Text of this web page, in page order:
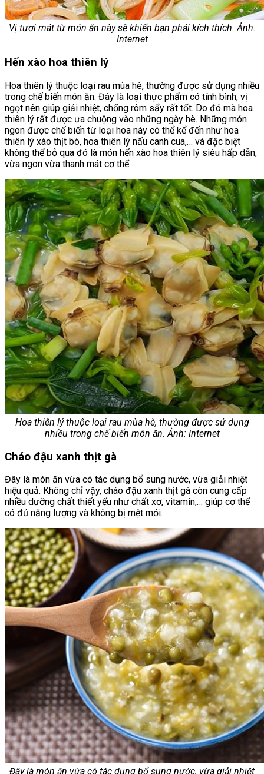
Vị tươi mát từ món ăn này sẽ khiến bạn phải kích thích. Ảnh:
Internet
Hến xào hoa thiên lý
Hoa thiên lý thuộc loại rau mùa hè, thường được sử dụng nhiều
trong chế biến món ăn. Đây là loại thực phẩm có tính bình, vị
ngọt nên giúp giải nhiệt, chống rôm sẩy rất tốt. Do đó mà hoa
thiên lý rất được ưa chuộng vào những ngày hè. Những món
ngon được chế biến từ loại hoa này có thể kể đến như hoa
thiên lý xào thịt bò, hoa thiên lý nấu canh cua,… và đặc biệt
không thể bỏ qua đó là món hến xào hoa thiên lý siêu hấp dẫn,
vừa ngon vừa thanh mát cơ thể.
Hoa thiên lý thuộc loại rau mùa hè, thường được sử dụng
nhiều trong chế biến món ăn. Ảnh: Internet
Cháo đậu xanh thịt gà
Đây là món ăn vừa có tác dụng bổ sung nước, vừa giải nhiệt
hiệu quả. Không chỉ vậy, cháo đậu xanh thịt gà còn cung cấp
nhiều dưỡng chất thiết yếu như chất xơ, vitamin,… giúp cơ thể
có đủ năng lượng và không bị mệt mỏi.
Đây là món ăn vừa có tác dụng bổ sung nước, vừa giải nhiệt